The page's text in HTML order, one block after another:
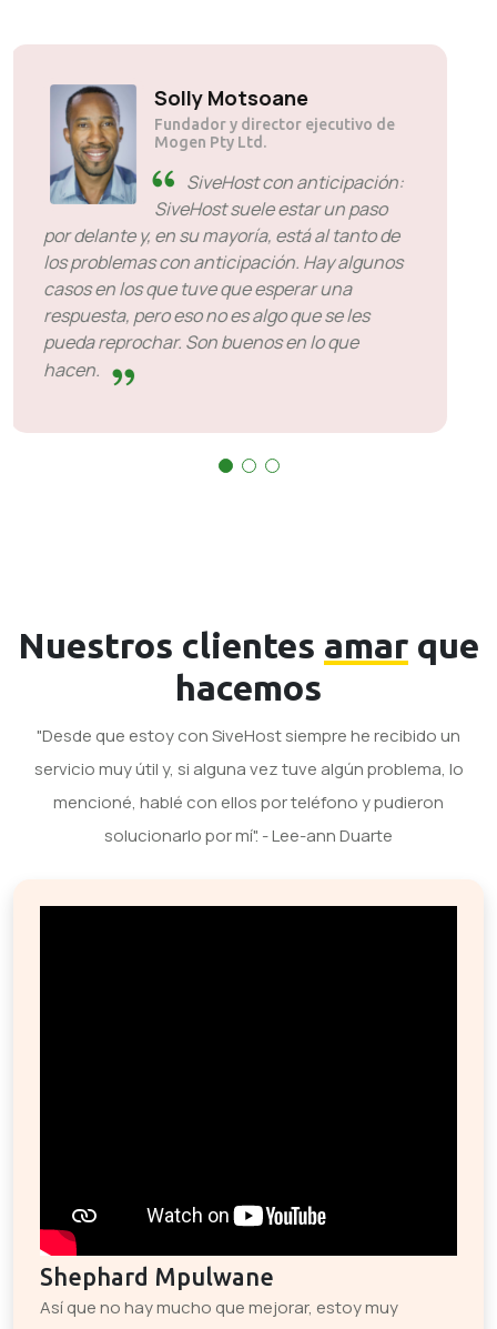
Solly Motsoane
Fundador y director ejecutivo de
Mogen Pty Ltd.
SiveHost con anticipación:
SiveHost suele estar un paso
por delante y, en su mayoría, está al tanto de
los problemas con anticipación. Hay algunos
casos en los que tuve que esperar una
respuesta, pero eso no es algo que se les
pueda reprochar. Son buenos en lo que
hacen.
Nuestros clientes amar que
hacemos
"Desde que estoy con SiveHost siempre he recibido un
servicio muy útil y, si alguna vez tuve algún problema, lo
mencioné, hablé con ellos por teléfono y pudieron
solucionarlo por mí". - Lee-ann Duarte
Shephard Mpulwane
Así que no hay mucho que mejorar, estoy muy